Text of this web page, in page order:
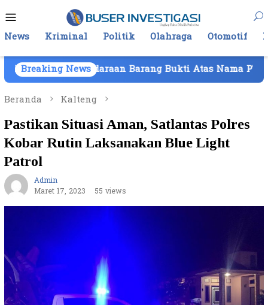
ke
kontenMobile
News Kriminal Politik Olahraga Otomotif
Breaking News
Barang Bukti Atas Nama PT Mitra Usaha
Beranda
Kalteng
Pastikan Situasi Aman, Satlantas Polres
Kobar Rutin Laksanakan Blue Light
Patrol
Admin
Maret 17, 2023
55 views